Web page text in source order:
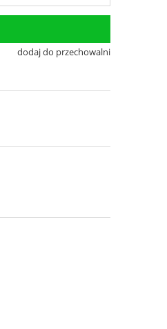
dodaj do przechowalni